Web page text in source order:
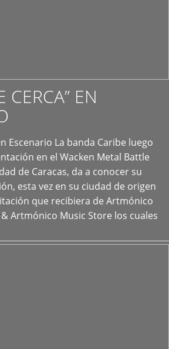
CERCA” EN
Escenario La banda Caribe luego
en el Wacken Metal Battle
de Caracas, da a conocer su
esta vez en su ciudad de origen
que recibiera de Artmónico
Artmónico Music Store los cuales
+